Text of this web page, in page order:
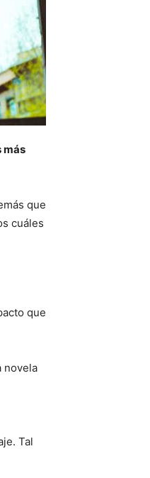
más
que
cuáles
que
novela
Tal